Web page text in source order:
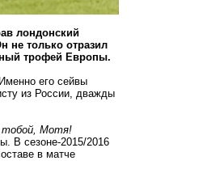
лондонский
не только отразил
трофей Европы.
его сейвы
из России, дважды
тобой, Мотя!
В сезоне-2015/2016
в матче